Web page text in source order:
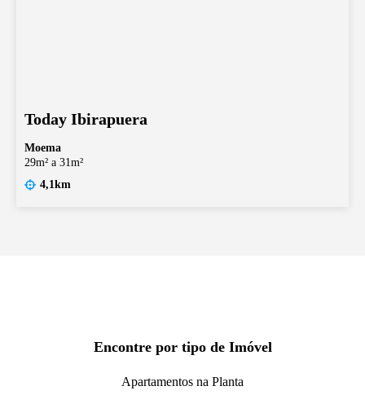
Today Ibirapuera
Moema
29m² a 31m²
4,1km
Encontre por tipo de Imóvel
Apartamentos na Planta